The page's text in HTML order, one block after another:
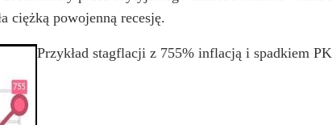
ciężką powojenną recesję.
Przykład stagflacji z 755% inflacją i spadkiem